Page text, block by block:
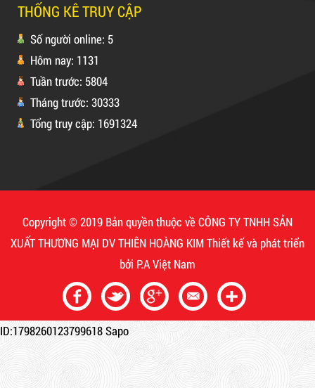
Mã sản phẩm: MSXBK
Keo Chống Dột, Chống Thấm
Mã sản phẩm: KCD
New
Dây rút nhựa trắng và đen 15cm,
4*150
THỐNG KÊ TRUY CẬP
Số người online: 5
Hôm nay: 1131
Tuần trước: 5804
Tháng trước: 30333
Tổng truy cập: 1691324
Copyright © 2019 Bản quyền thuộc về CÔNG TY TNHH SẢN
XUẤT THƯƠNG MẠI DV THIÊN HOÀNG KIMThiết kế và phát triển
bởi P.A Việt Nam
ID:1798260123799618Sapo